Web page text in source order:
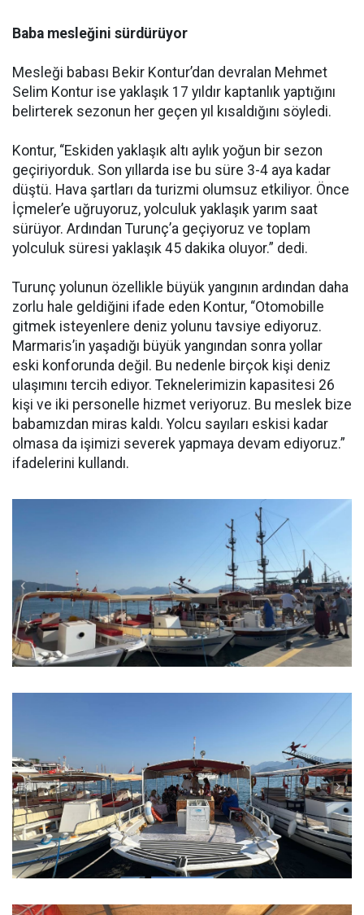
Baba mesleğini sürdürüyor
Mesleği babası Bekir Kontur’dan devralan Mehmet
Selim Kontur ise yaklaşık 17 yıldır kaptanlık yaptığını
belirterek sezonun her geçen yıl kısaldığını söyledi.
Kontur, “Eskiden yaklaşık altı aylık yoğun bir sezon
geçiriyorduk. Son yıllarda ise bu süre 3-4 aya kadar
düştü. Hava şartları da turizmi olumsuz etkiliyor. Önce
İçmeler’e uğruyoruz, yolculuk yaklaşık yarım saat
sürüyor. Ardından Turunç’a geçiyoruz ve toplam
yolculuk süresi yaklaşık 45 dakika oluyor.” dedi.
Turunç yolunun özellikle büyük yangının ardından daha
zorlu hale geldiğini ifade eden Kontur, “Otomobille
gitmek isteyenlere deniz yolunu tavsiye ediyoruz.
Marmaris’in yaşadığı büyük yangından sonra yollar
eski konforunda değil. Bu nedenle birçok kişi deniz
ulaşımını tercih ediyor. Teknelerimizin kapasitesi 26
kişi ve iki personelle hizmet veriyoruz. Bu meslek bize
babamızdan miras kaldı. Yolcu sayıları eskisi kadar
olmasa da işimizi severek yapmaya devam ediyoruz.”
ifadelerini kullandı.